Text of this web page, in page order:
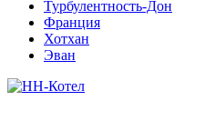
Турбулентность-Дон
Франция
Хотхан
Эван